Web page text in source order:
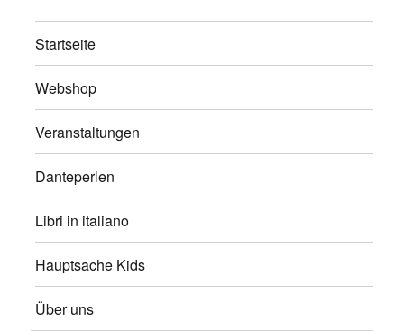
Startseite
Webshop
Veranstaltungen
Danteperlen
Libri in italiano
Hauptsache Kids
Über uns